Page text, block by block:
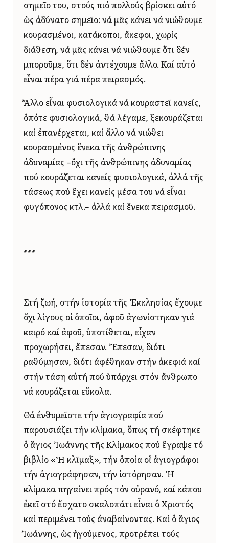
σημεῖο του, στούς πιό πολλούς βρίσκει αὐτό
ὡς ἀδύνατο σημεῖο: νά μᾶς κάνει νά νιώθουμε
κουρασμένοι, κατάκοποι, ἄκεφοι, χωρίς
διάθεση, νά μᾶς κάνει νά νιώθουμε ὅτι δέν
μποροῦμε, ὅτι δέν ἀντέχουμε ἄλλο. Καί αὐτό
εἶναι πέρα γιά πέρα πειρασμός.
Ἄλλο εἶναι φυσιολογικά νά κουραστεῖ κανείς,
ὁπότε φυσιολογικά, θά λέγαμε, ξεκουράζεται
καί ἐπανέρχεται, καί ἄλλο νά νιώθει
κουρασμένος ἕνεκα τῆς ἀνθρώπινης
ἀδυναμίας –ὄχι τῆς ἀνθρώπινης ἀδυναμίας
πού κουράζεται κανείς φυσιολογικά, ἀλλά τῆς
τάσεως πού ἔχει κανείς μέσα του νά εἶναι
φυγόπονος κτλ.– ἀλλά καί ἕνεκα πειρασμοῦ.
***
Στή ζωή, στήν ἱστορία τῆς Ἐκκλησίας ἔχουμε
ὄχι λίγους οἱ ὁποῖοι, ἀφοῦ ἀγωνίστηκαν γιά
καιρό καί ἀφοῦ, ὑποτίθεται, εἶχαν
προχωρήσει, ἔπεσαν. Ἔπεσαν, διότι
ραθύμησαν, διότι ἀφέθηκαν στήν ἀκεφιά καί
στήν τάση αὐτή πού ὑπάρχει στόν ἄνθρωπο
νά κουράζεται εὔκολα.
Θά ἐνθυμεῖστε τήν ἁγιογραφία πού
παρουσιάζει τήν κλίμακα, ὅπως τή σκέφτηκε
ὁ ἅγιος Ἰωάννης τῆς Κλίμακος πού ἔγραψε τό
βιβλίο «Ἡ κλῖμαξ», τήν ὁποία οἱ ἁγιογράφοι
τήν ἁγιογράφησαν, τήν ἱστόρησαν. Ἡ
κλίμακα πηγαίνει πρός τόν οὐρανό, καί κάπου
ἐκεῖ στό ἔσχατο σκαλοπάτι εἶναι ὁ Χριστός
καί περιμένει τούς ἀναβαίνοντας. Καί ὁ ἅγιος
Ἰωάννης, ὡς ἡγούμενος, προτρέπει τούς